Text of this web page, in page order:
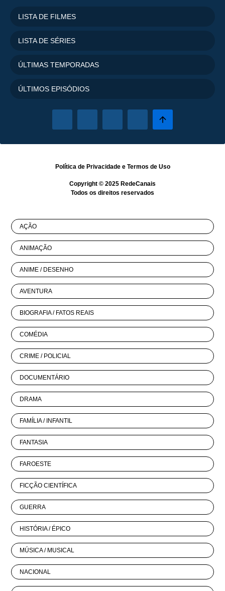
LISTA DE FILMES
LISTA DE SÉRIES
ÚLTIMAS TEMPORADAS
ÚLTIMOS EPISÓDIOS
Política de Privacidadee Termos de Uso
Copyright © 2025 RedeCanais
Todos os direitos reservados
AÇÃO
ANIMAÇÃO
ANIME / DESENHO
AVENTURA
BIOGRAFIA / FATOS REAIS
COMÉDIA
CRIME / POLICIAL
DOCUMENTÁRIO
DRAMA
FAMÍLIA / INFANTIL
FANTASIA
FAROESTE
FICÇÃO CIENTÍFICA
GUERRA
HISTÓRIA / ÉPICO
MÚSICA / MUSICAL
NACIONAL